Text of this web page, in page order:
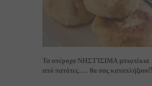
Τα υπέροχα ΝΗΣΤΊΣΙΜΑ μπιφτέκια
από πατάτες….. θα σας